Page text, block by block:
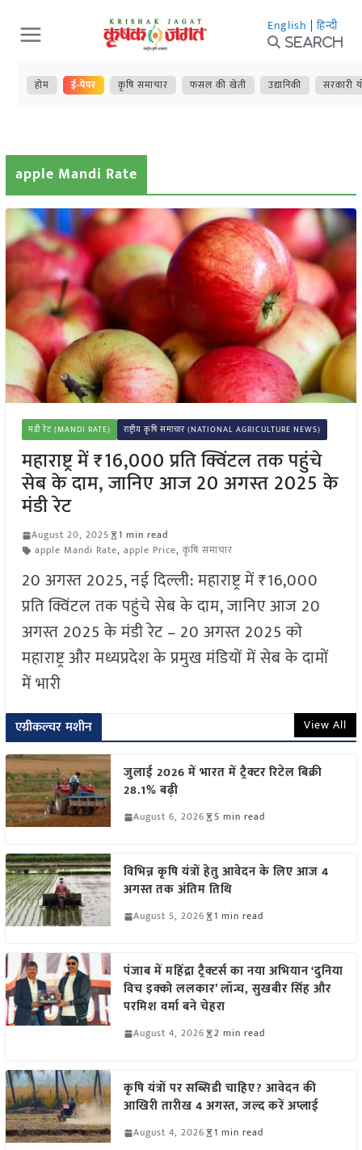
Skip
to
content
English | हिन्दी
Search
होम ई-पेपर कृषि समाचार फसल की खेती उद्यानिकी सरकारी
apple Mandi Rate
मंडी रेट (MANDI RATE) राष्ट्रीय कृषि समाचार (NATIONAL AGRICULTURE NEWS)
महाराष्ट्र में ₹16,000 प्रति क्विंटल तक पहुंचे
सेब के दाम, जानिए आज 20 अगस्त 2025 के
मंडी रेट
August 20, 2025
1 min read
apple Mandi Rate, apple Price, कृषि समाचार
20 अगस्त 2025, नई दिल्ली: महाराष्ट्र में ₹16,000
प्रति क्विंटल तक पहुंचे सेब के दाम, जानिए आज 20
अगस्त 2025 के मंडी रेट – 20 अगस्त 2025 को
महाराष्ट्र और मध्यप्रदेश के प्रमुख मंडियों में सेब के दामों
में भारी
एग्रीकल्चर मशीन View All
जुलाई 2026 में भारत में ट्रैक्टर रिटेल बिक्री
28.1% बढ़ी
August 6, 2026 5 min read
विभिन्न कृषि यंत्रों हेतु आवेदन के लिए आज 4
अगस्त तक अंतिम तिथि
August 5, 2026 1 min read
पंजाब में महिंद्रा ट्रैक्टर्स का नया अभियान ‘दुनिया
विच इक्को ललकार’ लॉन्च, सुखबीर सिंह और
परमिश वर्मा बने चेहरा
August 4, 2026 2 min read
कृषि यंत्रों पर सब्सिडी चाहिए? आवेदन की
आखिरी तारीख 4 अगस्त, जल्द करें अप्लाई
August 4, 2026 1 min read